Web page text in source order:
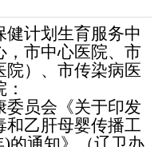
计划生育服务中
，市中心医院、市
院）、市传染病医
员会《关于印发
和乙肝母婴传播工